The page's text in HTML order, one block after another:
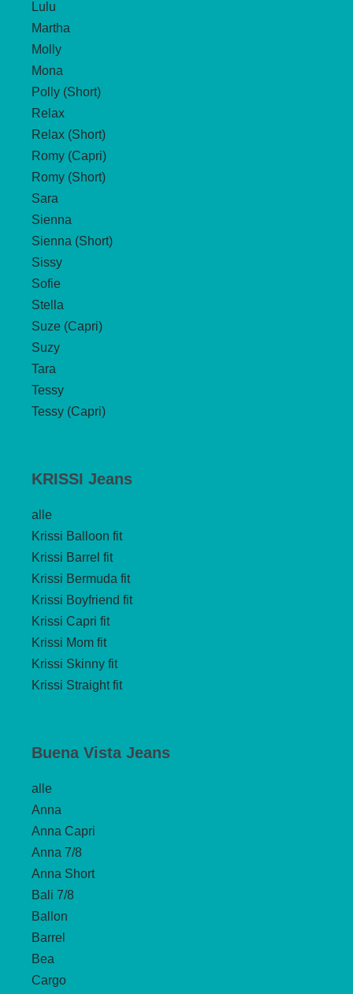
Lulu
Martha
Molly
Mona
Polly (Short)
Relax
Relax (Short)
Romy (Capri)
Romy (Short)
Sara
Sienna
Sienna (Short)
Sissy
Sofie
Stella
Suze (Capri)
Suzy
Tara
Tessy
Tessy (Capri)
KRISSI Jeans
alle
Krissi Balloon fit
Krissi Barrel fit
Krissi Bermuda fit
Krissi Boyfriend fit
Krissi Capri fit
Krissi Mom fit
Krissi Skinny fit
Krissi Straight fit
Buena Vista Jeans
alle
Anna
Anna Capri
Anna 7/8
Anna Short
Bali 7/8
Ballon
Barrel
Bea
Cargo